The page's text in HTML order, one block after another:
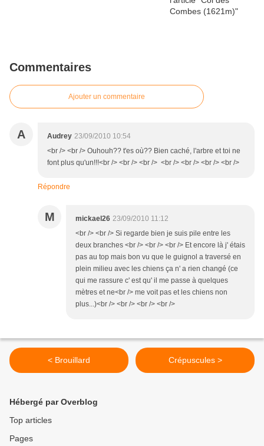
Commentaires
Ajouter un commentaire
A Audrey 23/09/2010 10:54
<br /> <br /> Ouhouh?? t'es où?? Bien caché, l'arbre et toi ne
font plus qu'un!!!<br /> <br /> <br /> <br /> <br /> <br /> <br />
Répondre
M mickael26 23/09/2010 11:12
<br /> <br /> Si regarde bien je suis pile entre les
deux branches <br /> <br /> <br /> Et encore là j' étais
pas au top mais bon vu que le guignol a traversé en
plein milieu avec les chiens ça n' a rien changé (ce
qui me rassure c' est qu' il me passe à quelques
mètres et ne<br /> me voit pas et les chiens non
plus...)<br /> <br /> <br /> <br />
< Brouillard Crépuscules >
Hébergé par Overblog
Top articles
Pages